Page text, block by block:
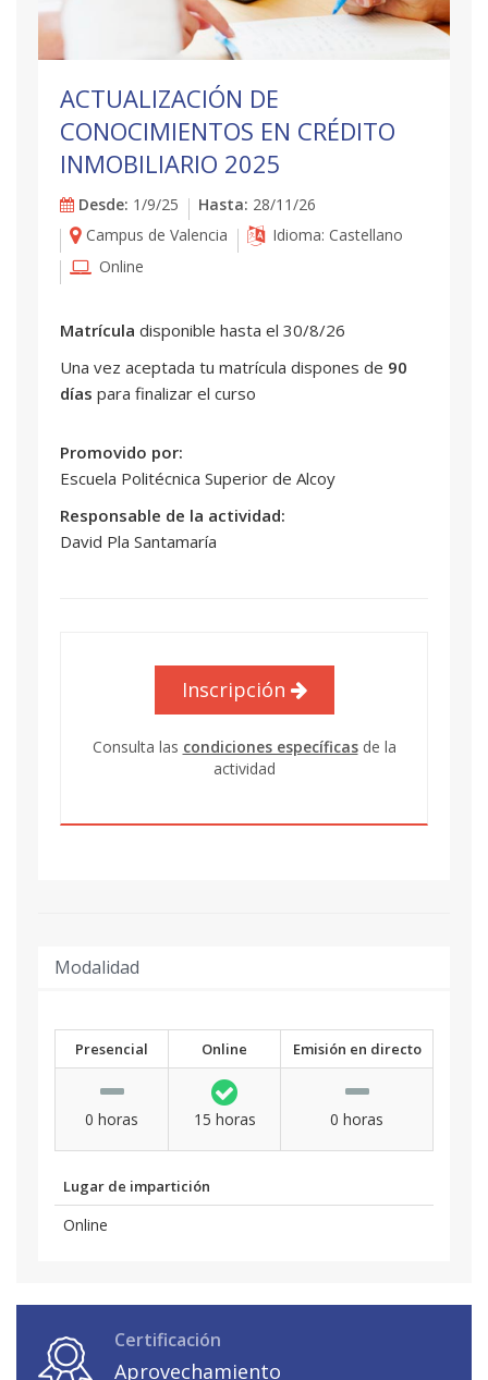
ACTUALIZACIÓN DE
CONOCIMIENTOS EN CRÉDITO
INMOBILIARIO 2025
Desde: 1/9/25 Hasta: 28/11/26
Campus de Valencia
Idioma: Castellano
Online
Matrícula disponible hasta el 30/8/26
Una vez aceptada tu matrícula dispones de 90
días para finalizar el curso
Promovido por:
Escuela Politécnica Superior de Alcoy
Responsable de la actividad:
David Pla Santamaría
Inscripción
Consulta las condiciones específicasde la
actividad
Modalidad
Presencial Online Emisión en directo
0 horas 15 horas 0 horas
Lugar de impartición
Online
Certificación
Aprovechamiento